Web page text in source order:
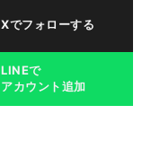
Xでフォローする
LINEで
アカウント追加